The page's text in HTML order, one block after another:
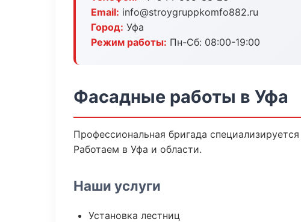
Email: info@stroygruppkomfo882.ru
Город: Уфа
Режим работы: Пн-Сб: 08:00-19:00
Фасадные работы в Уфа
Профессиональная бригада
Работаем в Уфа и области.
Наши услуги
Установка лестниц